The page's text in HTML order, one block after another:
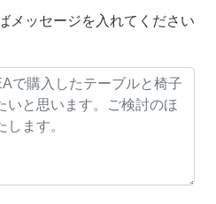
メッセージを入れてください